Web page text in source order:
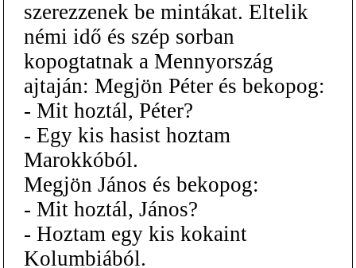
szerezzenek be mintákat. Eltelik
némi idő és szép sorban
kopogtatnak a Mennyország
ajtaján: Megjön Péter és bekopog:
- Mit hoztál, Péter?
- Egy kis hasist hoztam
Marokkóból.
Megjön János és bekopog:
- Mit hoztál, János?
- Hoztam egy kis kokaint
Kolumbiából.